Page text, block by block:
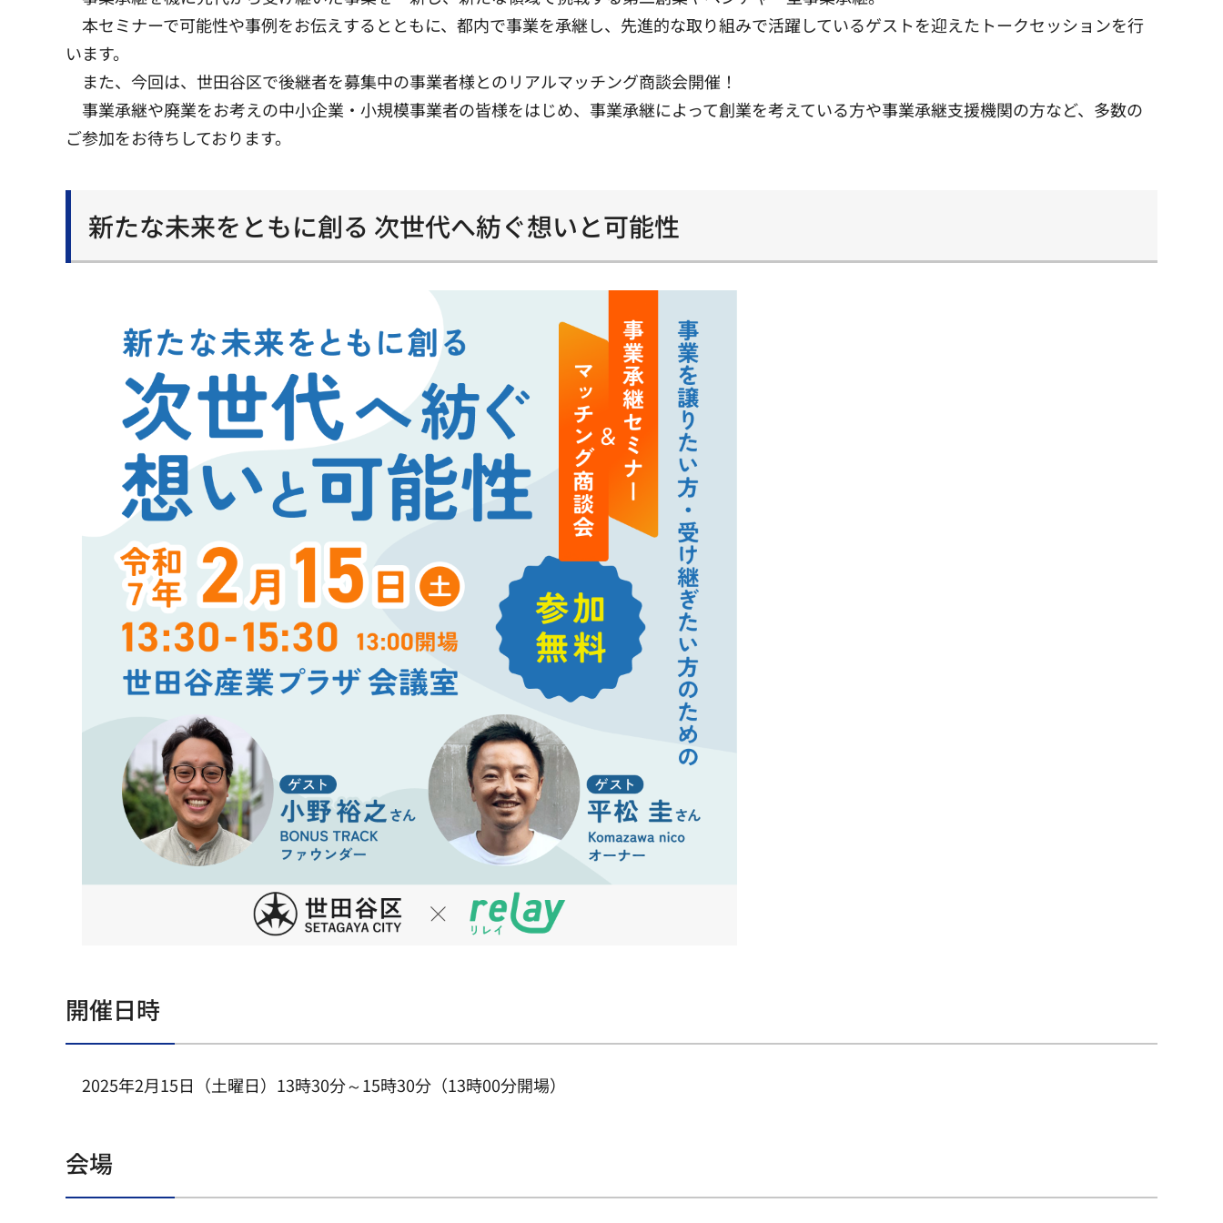
本セミナーで可能性や事例をお伝えするとともに、都内で事業を承継し、先進的な取り組みで活躍しているゲストを迎えたトークセッションを行
います。
また、今回は、世田谷区で後継者を募集中の事業者様とのリアルマッチング商談会開催！
事業承継や廃業をお考えの中小企業・小規模事業者の皆様をはじめ、事業承継によって創業を考えている方や事業承継支援機関の方など、多数の
ご参加をお待ちしております。
新たな未来をともに創る 次世代へ紡ぐ想いと可能性
開催日時
2025年2月15日（土曜日）13時30分～15時30分（13時00分開場）
会場